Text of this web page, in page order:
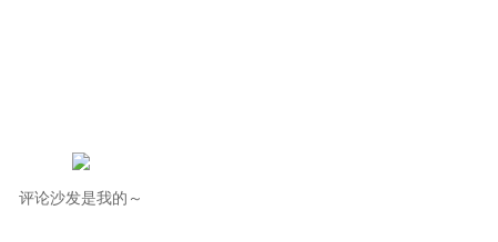
评论沙发是我的～